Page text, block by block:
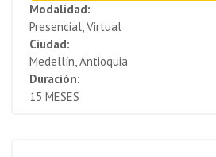
Modalidad:
Presencial, Virtual
Ciudad:
Medellín, Antioquia
Duración:
15 MESES